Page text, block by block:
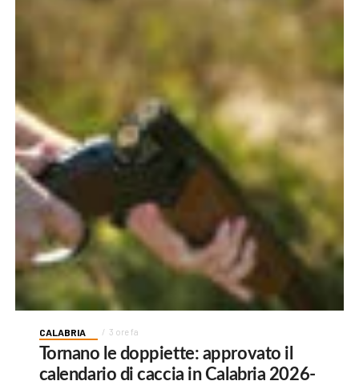
CALABRIA 3 ore fa
Tornano le doppiette: approvato il
calendario di caccia in Calabria 2026-